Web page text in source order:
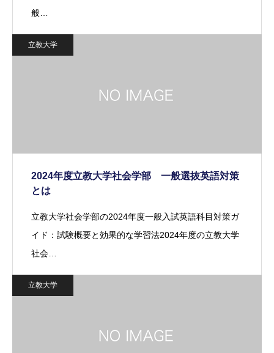
般…
立教大学
2024年度立教大学社会学部 一般選抜英語対策
とは
立教大学社会学部の2024年度一般入試英語科目対策ガ
イド：試験概要と効果的な学習法2024年度の立教大学
社会…
立教大学